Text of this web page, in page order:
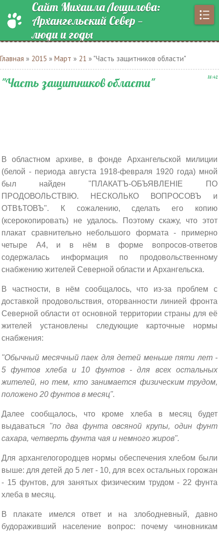
Сайт Михаила Лощилова:
Архангельский Север —
люди и годы
Главная » 2015 » Март » 21 » "Часть защитников области"
18:42
"Часть защитников области"
В областном архиве, в фонде Архангельской милиции
(белой - периода августа 1918-февраля 1920 года) мной
был найден "ПЛАКАТЪ-ОБЪЯВЛЕНIЕ ПО
ПРОДОВОЛЬСТВIЮ. НЕСКОЛЬКО ВОПРОСОВЪ и
ОТВѣТОВЪ". К сожалению, сделать его копию
(ксерокопировать) не удалось. Поэтому скажу, что этот
плакат сравнительно небольшого формата - примерно
четыре А4, и в нём в форме вопросов-ответов
содержалась информация по продовольственному
снабжению жителей Северной области и Архангельска.
В частности, в нём сообщалось, что из-за проблем с
доставкой продовольствия, оторванности линией фронта
Северной области от основной территории страны для её
жителей установлены следующие карточные нормы
снабжения:
"Обычный месячный паек для детей меньше пяти лет -
5 фунтов хлеба и 10 фунтов - для всех остальных
жителей, но тем, кто занимается физическим трудом,
положено 20 фунтов в месяц".
Далее сообщалось, что кроме хлеба в месяц будет
выдаваться "по два фунта овсяной крупы, один фунт
сахара, четверть фунта чая и немного жиров".
Для архангелогородцев нормы обеспечения хлебом были
выше: для детей до 5 лет - 10, для всех остальных горожан
- 15 фунтов, для занятых физическим трудом - 22 фунта
хлеба в месяц.
В плакате имелся ответ и на злободневный, давно
будораживший население вопрос: почему чиновникам